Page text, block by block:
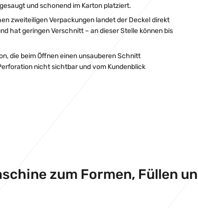
und schonend im Karton platziert.
zweiteiligen Verpackungen landet der Deckel direkt
hat geringen Verschnitt – an dieser Stelle können bis
die beim Öffnen einen unsauberen Schnitt
nicht sichtbar und vom Kundenblick
zum Formen, Füllen